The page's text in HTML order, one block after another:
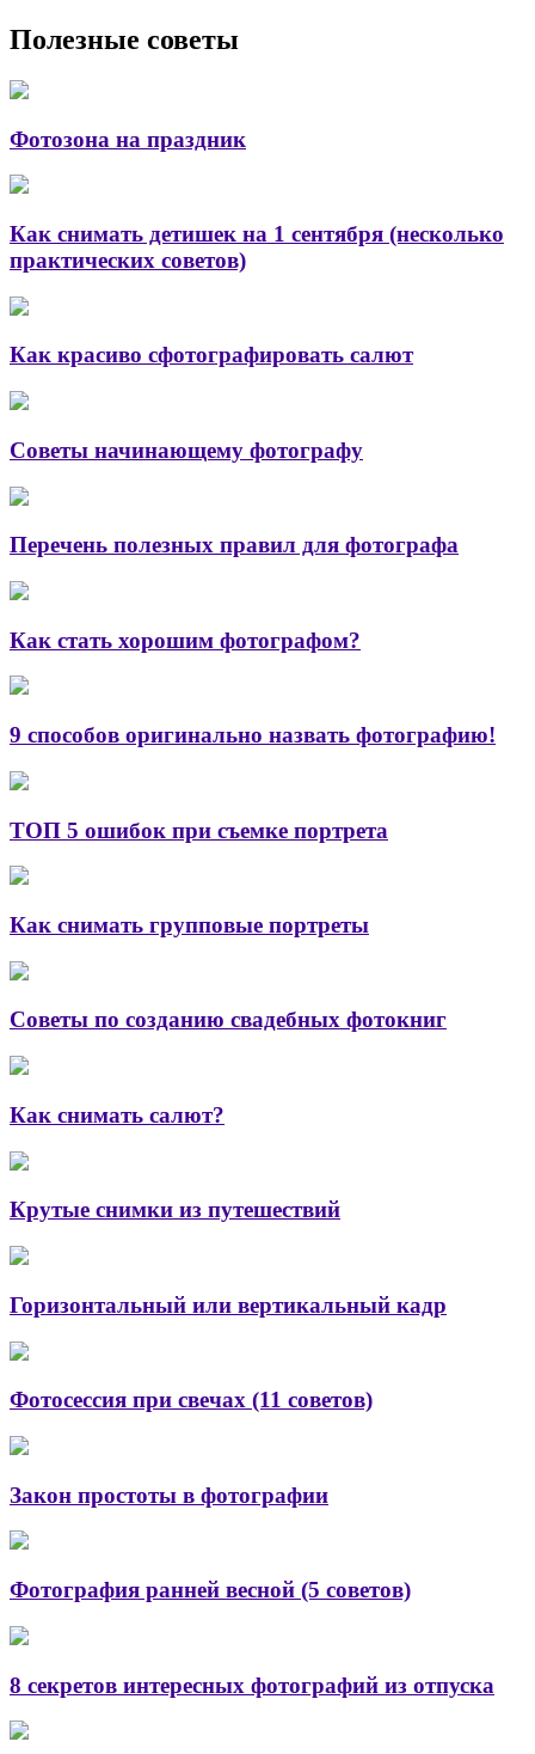
Полезные советы
Фотозона на праздник
Как снимать детишек на 1 сентября (несколько
практических советов)
Как красиво сфотографировать салют
Советы начинающему фотографу
Перечень полезных правил для фотографа
Как стать хорошим фотографом?
9 способов оригинально назвать фотографию!
ТОП 5 ошибок при съемке портрета
Как снимать групповые портреты
Советы по созданию свадебных фотокниг
Как снимать салют?
Крутые снимки из путешествий
Горизонтальный или вертикальный кадр
Фотосессия при свечах (11 советов)
Закон простоты в фотографии
Фотография ранней весной (5 советов)
8 секретов интересных фотографий из отпуска